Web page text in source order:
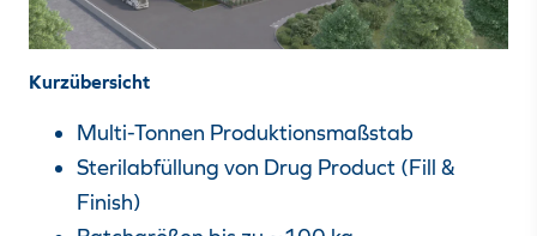
Kurzübersicht
Multi-Tonnen Produktionsmaßstab
Sterilabfüllung von Drug Product (Fill &
Finish)